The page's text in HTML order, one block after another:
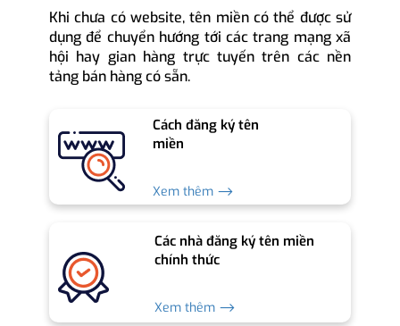
Khi chưa có website, tên miền có thể được sử
dụng để chuyển hướng tới các trang mạng xã
hội hay gian hàng trực tuyến trên các nền
tảng bán hàng có sẵn.
Cách đăng ký tên
miền
Xem thêm ⟶
Các nhà đăng ký tên miền
chính thức
Xem thêm ⟶